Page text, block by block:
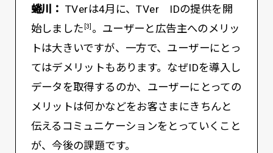
蜷川： TVerは4月に、TVer IDの提供を開
始しました [3] 。ユーザーと広告主へのメリッ
トは大きいですが、一方で、ユーザーにとっ
てはデメリットもあります。なぜIDを導入し
データを取得するのか、ユーザーにとっての
メリットは何かなどをお客さまにきちんと
伝えるコミュニケーションをとっていくこと
が、今後の課題です。